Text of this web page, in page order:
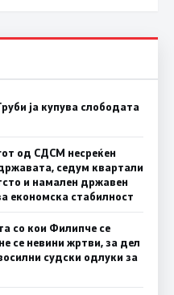
ја купува слободата
од СДСМ несреќен
седум квартали
и намален државен
економска стабилност
со кои Филипче се
се невини жртви, за дел
судски одлуки за